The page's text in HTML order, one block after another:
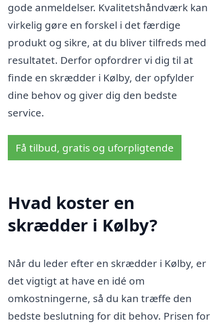
gode anmeldelser. Kvalitetshåndværk kan
virkelig gøre en forskel i det færdige
produkt og sikre, at du bliver tilfreds med
resultatet. Derfor opfordrer vi dig til at
finde en skrædder i Kølby, der opfylder
dine behov og giver dig den bedste
service.
Få tilbud, gratis og uforpligtende
Hvad koster en
skrædder i Kølby?
Når du leder efter en skrædder i Kølby, er
det vigtigt at have en idé om
omkostningerne, så du kan træffe den
bedste beslutning for dit behov. Prisen for